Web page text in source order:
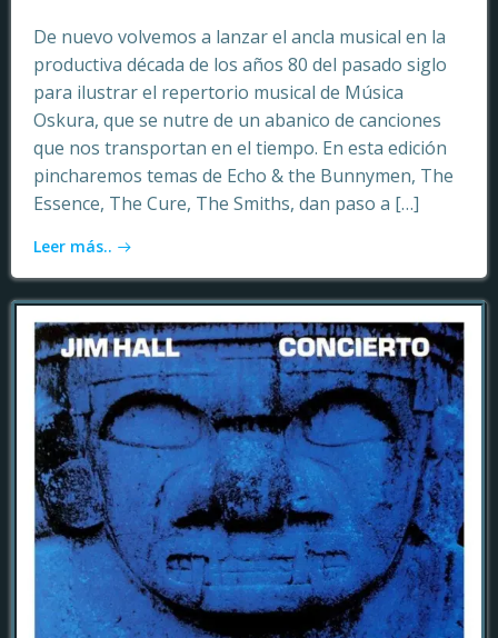
De nuevo volvemos a lanzar el ancla musical en la
productiva década de los años 80 del pasado siglo
para ilustrar el repertorio musical de Música
Oskura, que se nutre de un abanico de canciones
que nos transportan en el tiempo. En esta edición
pincharemos temas de Echo & the Bunnymen, The
Essence, The Cure, The Smiths, dan paso a […]
Leer más..